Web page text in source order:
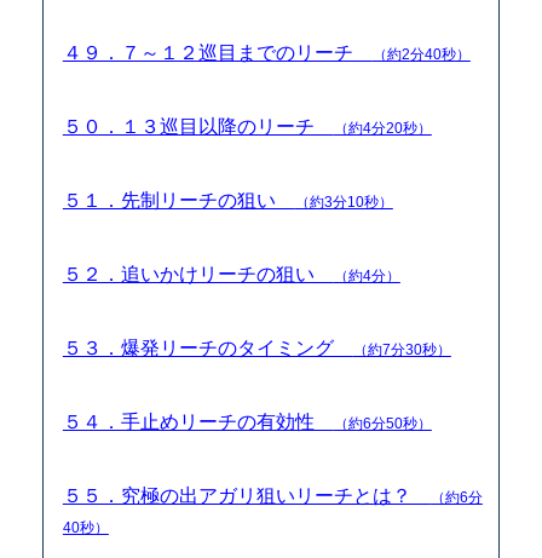
４９．７～１２巡目までのリーチ （約2分40秒）
５０．１３巡目以降のリーチ （約4分20秒）
５１．先制リーチの狙い （約3分10秒）
５２．追いかけリーチの狙い （約4分）
５３．爆発リーチのタイミング （約7分30秒）
５４．手止めリーチの有効性 （約6分50秒）
５５．究極の出アガリ狙いリーチとは？
（約6分
40秒）